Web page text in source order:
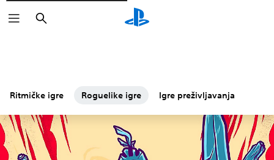
Pretraži
Ritmičke igre Roguelike igre Igre preživljavanja